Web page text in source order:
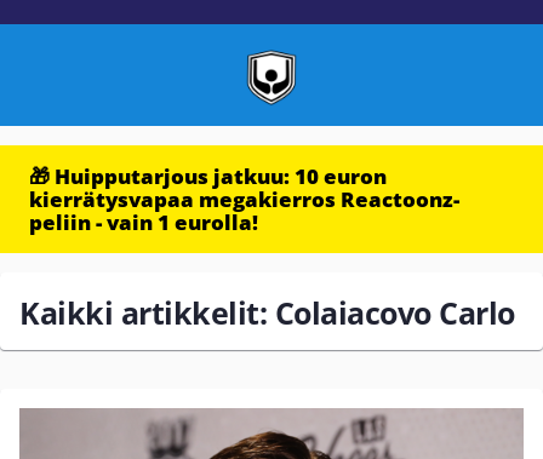
🎁 Huipputarjous jatkuu: 10 euron
kierrätysvapaa megakierros Reactoonz-
peliin - vain 1 eurolla!
Kaikki artikkelit: Colaiacovo Carlo